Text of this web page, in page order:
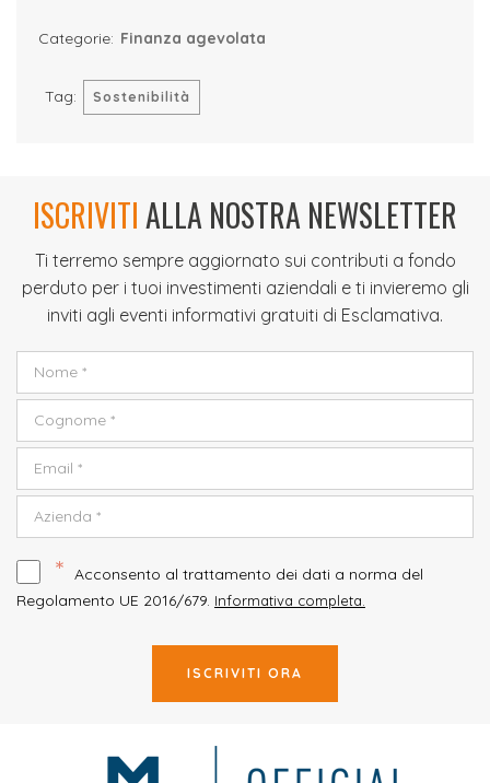
Categorie: Finanza agevolata
Tag: Sostenibilità
ISCRIVITIALLA NOSTRA NEWSLETTER
Ti terremo sempre aggiornato sui contributi a fondo
perduto per i tuoi investimenti aziendali e ti invieremo gli
inviti agli eventi informativi gratuiti di Esclamativa.
* Acconsento al trattamento dei dati a norma del
Regolamento UE 2016/679. Informativa completa.
ISCRIVITI ORA